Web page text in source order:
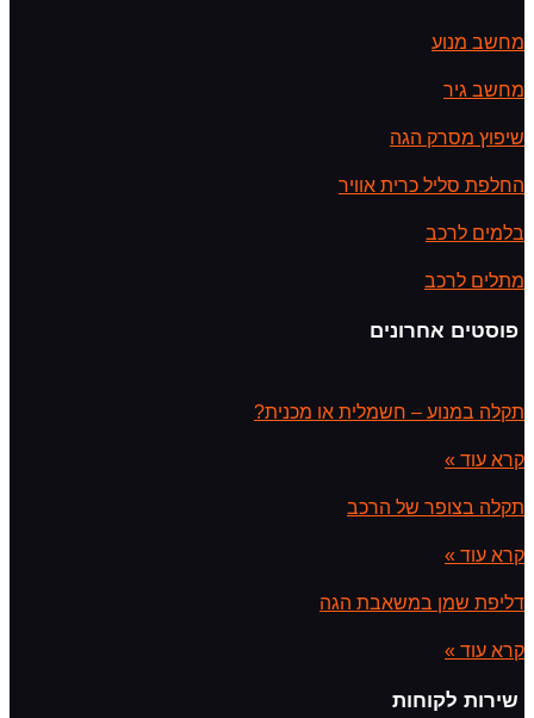
מחשב מנוע
מחשב גיר
שיפוץ מסרק הגה
החלפת סליל כרית אוויר
בלמים לרכב
מתלים לרכב
פוסטים אחרונים
תקלה במנוע – חשמלית או מכנית?
קרא עוד »
תקלה בצופר של הרכב
קרא עוד »
דליפת שמן במשאבת הגה
קרא עוד »
שירות לקוחות